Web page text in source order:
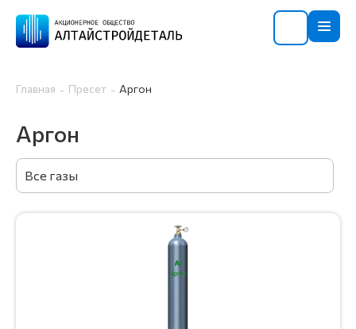
Главная Пресет Аргон
Аргон
Все газы